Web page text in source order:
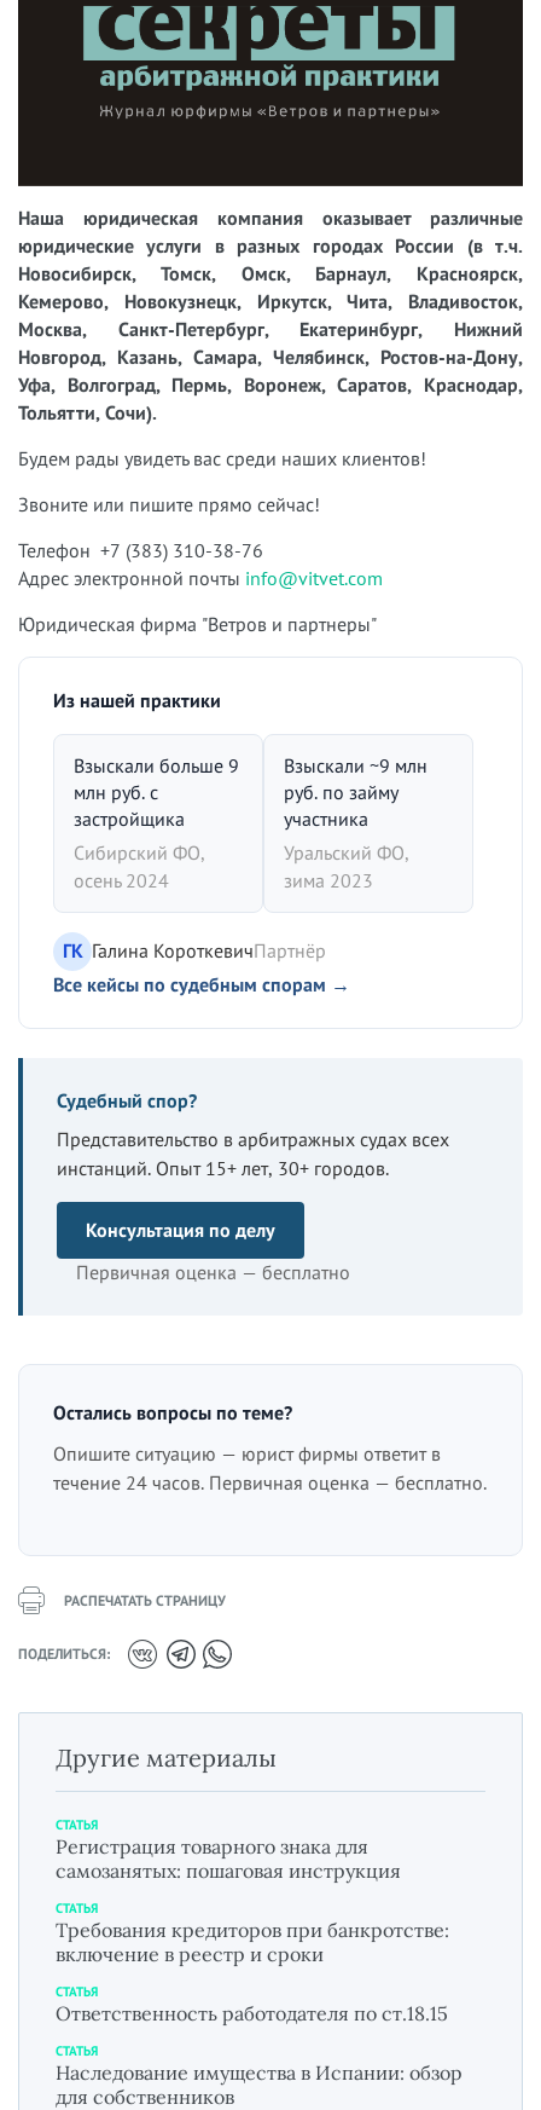
Наша юридическая компания оказывает различные
юридические услуги в разных городах России (в т.ч.
Новосибирск, Томск, Омск, Барнаул, Красноярск,
Кемерово, Новокузнецк, Иркутск, Чита, Владивосток,
Москва, Санкт-Петербург, Екатеринбург, Нижний
Новгород, Казань, Самара, Челябинск, Ростов-на-Дону,
Уфа, Волгоград, Пермь, Воронеж, Саратов, Краснодар,
Тольятти, Сочи).
Будем рады увидеть вас среди наших клиентов!
Звоните или пишите прямо сейчас!
Телефон +7 (383) 310-38-76
Адрес электронной почты info@vitvet.com
Юридическая фирма "Ветров и партнеры"
Из нашей практики
Взыскали больше 9
млн руб. с
застройщика
Сибирский ФО,
осень 2024
Взыскали ~9 млн
руб. по займу
участника
Уральский ФО,
зима 2023
ГК Галина КороткевичПартнёр
Все кейсы по судебным спорам →
Судебный спор?
Представительство в арбитражных судах всех
инстанций. Опыт 15+ лет, 30+ городов.
Консультация по делу
Первичная оценка — бесплатно
Остались вопросы по теме?
Опишите ситуацию — юрист фирмы ответит в
течение 24 часов. Первичная оценка — бесплатно.
РАСПЕЧАТАТЬ СТРАНИЦУ
ПОДЕЛИТЬСЯ:
Другие материалы
СТАТЬЯ
Регистрация товарного знака для
самозанятых: пошаговая инструкция
СТАТЬЯ
Требования кредиторов при банкротстве:
включение в реестр и сроки
СТАТЬЯ
Ответственность работодателя по ст.18.15
СТАТЬЯ
Наследование имущества в Испании: обзор
для собственников